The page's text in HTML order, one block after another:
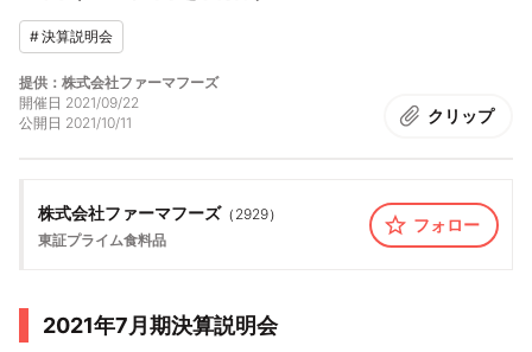
#決算説明会
提供：株式会社ファーマフーズ
開催日 2021/09/22
公開日 2021/10/11 クリップ
株式会社ファーマフーズ（ 2929）
東証プライム食料品
フォロー
2021年7月期決算説明会